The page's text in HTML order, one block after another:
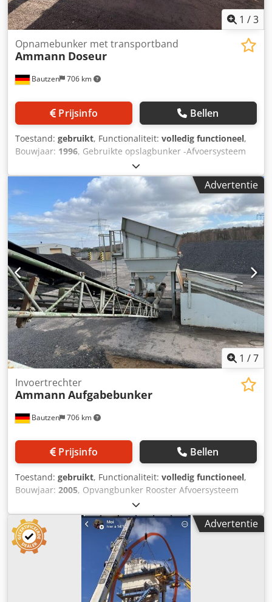
1 /3
Bautzen 706 km
Opnamebunker met transportband
Ammann Doseur
Prijsinfo Bellen
Toestand: gebruikt, Functionaliteit: volledig functioneel,
Bouwjaar: 1996, Gebruikte opslagbunker -Afvoersysteem
Credpfx Abszq S Avoujf -Transportband
Advertentie
1 /7
Bautzen 706 km
Invoertrechter
Ammann Aufgabebunker
Prijsinfo Bellen
Toestand: gebruikt, Functionaliteit: volledig functioneel,
Bouwjaar: 2005, Opvangbunker Rooster Afvoersysteem
Transportband, 12 m, met bandbreedte 650 mm.
Codpfxszq Szrs Abusrf
Advertentie